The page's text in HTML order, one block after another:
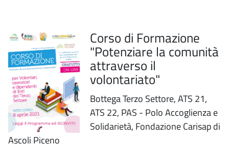
Corso di Formazione
"Potenziare la comunità
attraverso il
volontariato"
Bottega Terzo Settore, ATS 21,
ATS 22, PAS - Polo Accoglienza e
Solidarietà, Fondazione Carisap di
Ascoli Piceno